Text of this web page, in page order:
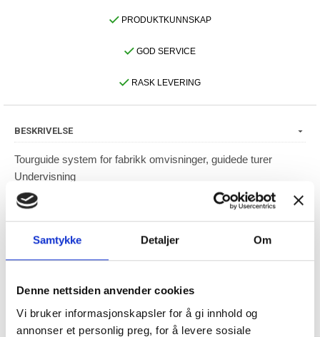
Samtykke Detaljer Om
Denne nettsiden anvender cookies
Vi bruker informasjonskapsler for å gi innhold og
annonser et personlig preg, for å levere sosiale
PRODUKTKUNNSKAP
GOD SERVICE
RASK LEVERING
BESKRIVELSE
Tourguide system for fabrikk omvisninger, guidede turer
Undervisning
Anlegg omvisning
Tolking/oversetting
Interaktiv trening
Post@delcom.no